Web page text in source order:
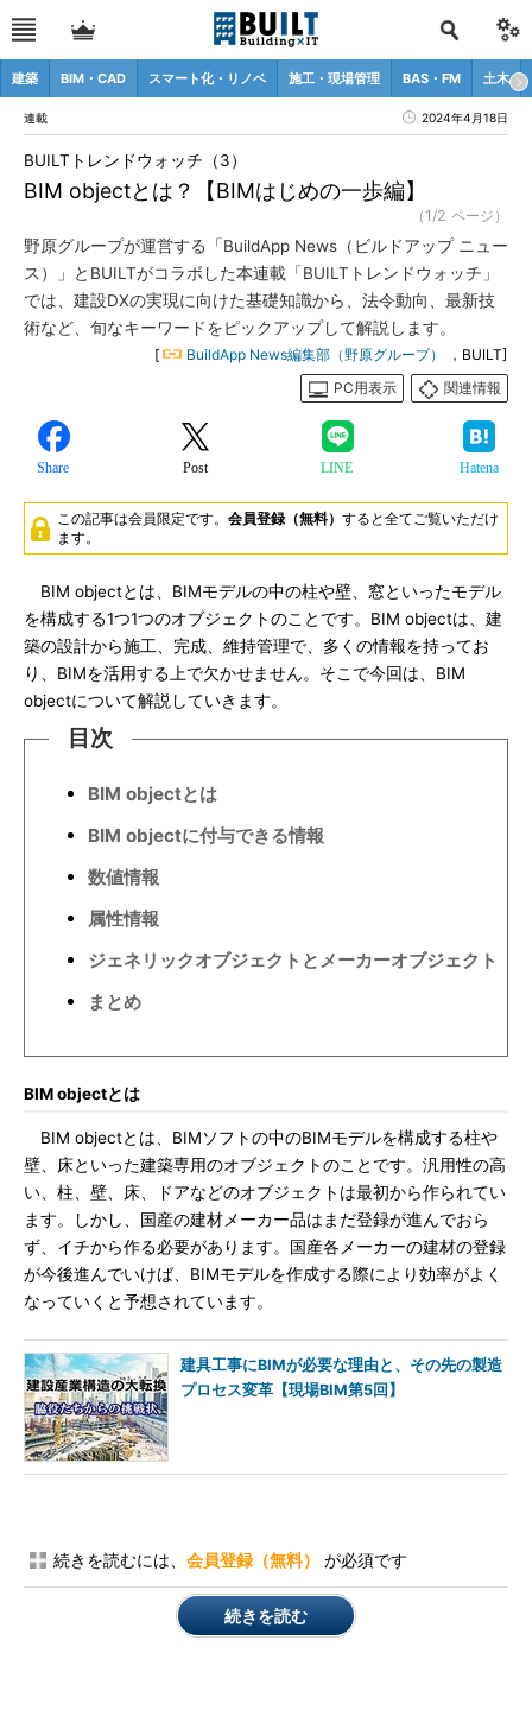
建築 BIM・CAD スマート化・リノベ 施工・現場管理 BAS・FM 土木
連載 2024年4月18日
BIM objectとは？【BIMはじめの一歩編】
BUILTトレンドウォッチ（3）
（1/2 ページ）
野原グループが運営する「BuildApp News（ビルドアップ ニュー
ス）」とBUILTがコラボした本連載「BUILTトレンドウォッチ」
では、建設DXの実現に向けた基礎知識から、法令動向、最新技
術など、旬なキーワードをピックアップして解説します。
[ BuildApp News編集部（野原グループ）
，BUILT]
PC用表示
関連情報
Share Post LINE Hatena
この記事は会員限定です。 会員登録（無料） すると全てご覧いただけ
ます。
BIM objectとは、BIMモデルの中の柱や壁、窓といったモデル
を構成する1つ1つのオブジェクトのことです。BIM objectは、建
築の設計から施工、完成、維持管理で、多くの情報を持ってお
り、BIMを活用する上で欠かせません。そこで今回は、BIM
objectについて解説していきます。
目次
BIM objectとは
BIM objectに付与できる情報
数値情報
属性情報
ジェネリックオブジェクトとメーカーオブジェクト
まとめ
BIM objectとは
BIM objectとは、BIMソフトの中のBIMモデルを構成する柱や
壁、床といった建築専用のオブジェクトのことです。汎用性の高
い、柱、壁、床、ドアなどのオブジェクトは最初から作られてい
ます。しかし、国産の建材メーカー品はまだ登録が進んでおら
ず、イチから作る必要があります。国産各メーカーの建材の登録
が今後進んでいけば、BIMモデルを作成する際により効率がよく
なっていくと予想されています。
建具工事にBIMが必要な理由と、その先の製造
プロセス変革【現場BIM第5回】
続きを読むには、 会員登録（無料） が必須です
続きを読む